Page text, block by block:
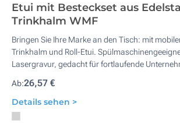
Etui mit Besteckset aus
Trinkhalm WMF
Bringen Sie Ihre Marke an den Tisch: mit
Trinkhalm und Roll-Etui.
Lasergravur, gedacht für fortlaufende
Ab:26,57 €
Details sehen >